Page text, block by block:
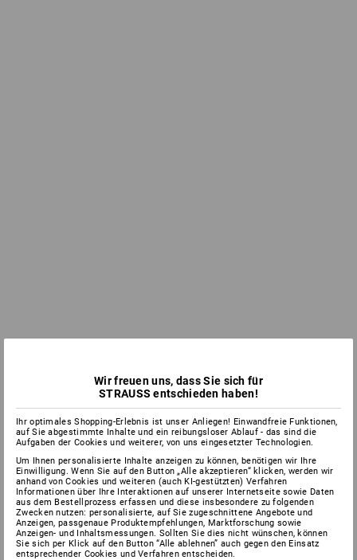
Wir freuen uns, dass Sie sich für
STRAUSS entschieden haben!
Ihr optimales Shopping-Erlebnis ist unser Anliegen! Einwandfreie Funktionen,
auf Sie abgestimmte Inhalte und ein reibungsloser Ablauf - das sind die
Aufgaben der Cookies und weiterer, von uns eingesetzter Technologien.
Um Ihnen personalisierte Inhalte anzeigen zu können, benötigen wir Ihre
Einwilligung. Wenn Sie auf den Button „Alle akzeptieren“ klicken, werden wir
anhand von Cookies und weiteren (auch KI-gestützten) Verfahren
Informationen über Ihre Interaktionen auf unserer Internetseite sowie Daten
aus dem Bestellprozess erfassen und diese insbesondere zu folgenden
Zwecken nutzen: personalisierte, auf Sie zugeschnittene Angebote und
Anzeigen, passgenaue Produktempfehlungen, Marktforschung sowie
Anzeigen- und Inhaltsmessungen. Sollten Sie dies nicht wünschen, können
Sie sich per Klick auf den Button “Alle ablehnen” auch gegen den Einsatz
entsprechender Cookies und Verfahren entscheiden.